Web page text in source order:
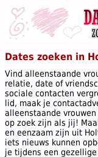
Dates zoeken in
Vind alleenstaande
relatie, date of
sociale contacten
lid, maak je
alleenstaande
op zoek zijn als jij!
en eenzaam zijn uit
iets nieuws kunnen
je tijdens een